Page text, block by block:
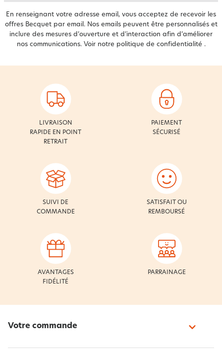
En renseignant votre adresse email, vous acceptez de recevoir les
offres Becquet par email. Nos emails peuvent être personnalisés et
inclure des mesures d’ouverture et d’interaction afin d’améliorer
nos communications. Voir notre politique de confidentialité .
LIVRAISON
RAPIDE EN POINT
RETRAIT
PAIEMENT
SÉCURISÉ
SUIVI DE
COMMANDE
SATISFAIT OU
REMBOURSÉ
AVANTAGES
FIDÉLITÉ
PARRAINAGE
Votre commande